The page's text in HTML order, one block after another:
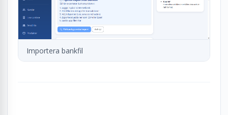
Importera bankfil